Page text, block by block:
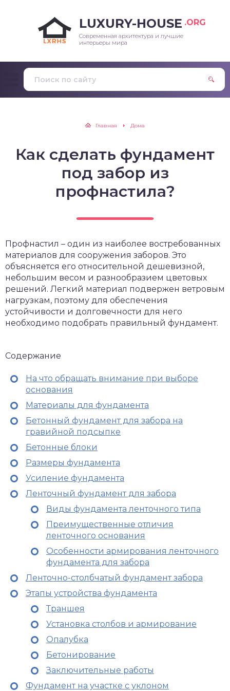
LUXURY-HOUSE .ORG
Современная архитектура и лучшие
интерьеры мира
Главная Дома
Как сделать фундамент
под забор из
профнастила?
Профнастил – один из наиболее востребованных
материалов для сооружения заборов. Это
объясняется его относительной дешевизной,
небольшим весом и разнообразием цветовых
решений. Легкий материал подвержен ветровым
нагрузкам, поэтому для обеспечения
устойчивости и долговечности для него
необходимо подобрать правильный фундамент.
Содержание
На что обращать внимание при выборе
основания
Материалы для фундамента
Бетонный фундамент для забора на
гравийной подсыпке
Бетонные блоки
Размеры фундамента
Усиление фундамента
Ленточный фундамент для забора
Виды фундамента ленточного типа
Преимущественные отличия
ленточного основания
Особенности армирования ленточного
фундамента для забора
Ленточно-столбчатый фундамент забора
Этапы устройства фундамента
Траншея
Установка столбов и армирование
Опалубка
Бетонирование
Заключительные работы
Фундамент на участке с уклоном